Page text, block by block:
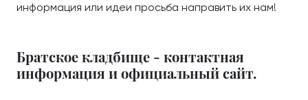
информация или идеи просьба направить их нам!
Братское кладбище - контактная
информация и официальный сайт.